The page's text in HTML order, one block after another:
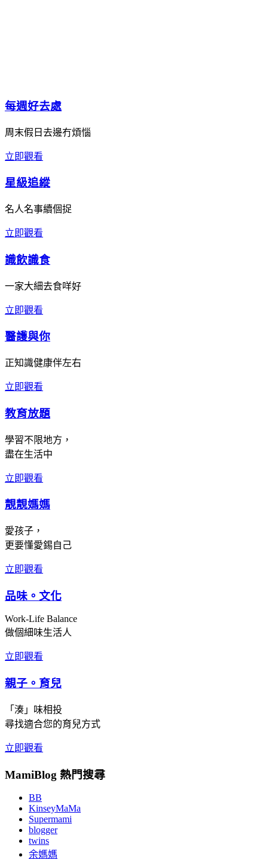
每週好去處
周末假日去邊冇煩惱
立即觀看
星級追縱
名人名事續個捉
立即觀看
識飲識食
一家大細去食咩好
立即觀看
醫護與你
正知識健康伴左右
立即觀看
教育放題
學習不限地方，
盡在生活中
立即觀看
靚靚媽媽
愛孩子，
更要懂愛錫自己
立即觀看
品味。文化
Work-Life Balance
做個細味生活人
立即觀看
親子。育兒
「湊」味相投
尋找適合您的育兒方式
立即觀看
MamiBlog 熱門搜尋
BB
KinseyMaMa
Supermami
blogger
twins
余媽媽